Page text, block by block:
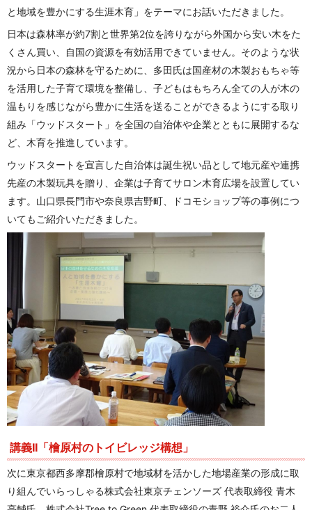
と地域を豊かにする生涯木育」をテーマにお話いただきました。
日本は森林率が約7割と世界第2位を誇りながら外国から安い木をた
くさん買い、自国の資源を有効活用できていません。そのような状
況から日本の森林を守るために、多田氏は国産材の木製おもちゃ等
を活用した子育て環境を整備し、子どもはもちろん全ての人が木の
温もりを感じながら豊かに生活を送ることができるようにする取り
組み「ウッドスタート」を全国の自治体や企業とともに展開するな
ど、木育を推進しています。
ウッドスタートを宣言した自治体は誕生祝い品として地元産や連携
先産の木製玩具を贈り、企業は子育てサロン木育広場を設置してい
ます。山口県長門市や奈良県吉野町、ドコモショップ等の事例につ
いてもご紹介いただきました。
講義II「檜原村のトイビレッジ構想」
次に東京都西多摩郡檜原村で地域材を活かした地場産業の形成に取
り組んでいらっしゃる株式会社東京チェンソーズ 代表取締役 青木